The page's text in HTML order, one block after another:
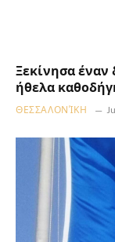
Ξεκίνησα έναν
ήθελα
ΘΕΣΣΑΛΟΝΊΚΗ